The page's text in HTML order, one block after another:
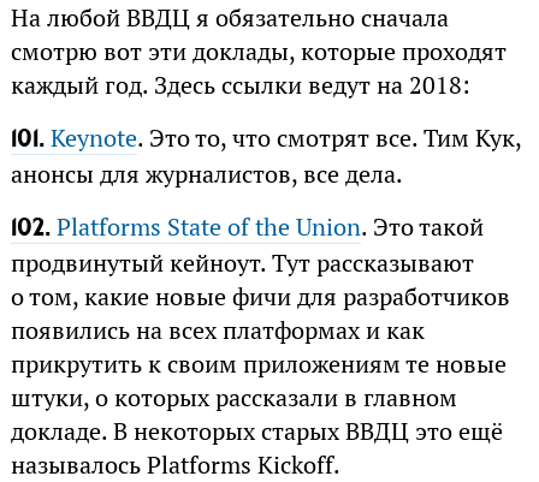
На любой ВВДЦ я обязательно сначала
смотрю вот эти доклады, которые проходят
каждый год. Здесь ссылки ведут на 2018:
101.Keynote. Это то, что смотрят все. Тим Кук,
анонсы для журналистов, все дела.
102.Platforms State of the Union. Это такой
продвинутый кейноут. Тут рассказывают
о том, какие новые фичи для разработчиков
появились на всех платформах и как
прикрутить к своим приложениям те новые
штуки, о которых рассказали в главном
докладе. В некоторых старых ВВДЦ это ещё
называлось Platforms Kickoff.